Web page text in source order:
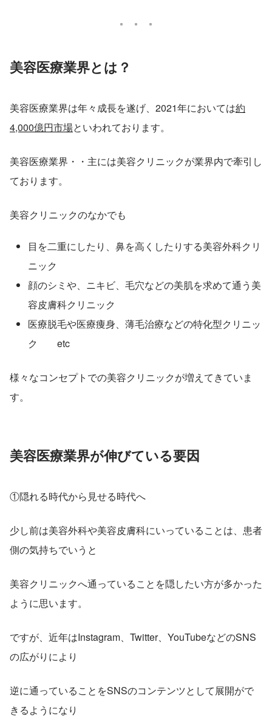
美容医療業界とは？
美容医療業界は年々成長を遂げ、2021年においては約
4,000億円市場といわれております。
美容医療業界・・主には美容クリニックが業界内で牽引し
ております。
美容クリニックのなかでも
目を二重にしたり、鼻を高くしたりする美容外科クリ
ニック
顔のシミや、ニキビ、毛穴などの美肌を求めて通う美
容皮膚科クリニック
医療脱毛や医療痩身、薄毛治療などの特化型クリニッ
ク　　etc
様々なコンセプトでの美容クリニックが増えてきていま
す。
美容医療業界が伸びている要因
①隠れる時代から見せる時代へ
少し前は美容外科や美容皮膚科にいっていることは、患者
側の気持ちでいうと
美容クリニックへ通っていることを隠したい方が多かった
ように思います。
ですが、近年はInstagram、Twitter、YouTubeなどのSNS
の広がりにより
逆に通っていることをSNSのコンテンツとして展開がで
きるようになり